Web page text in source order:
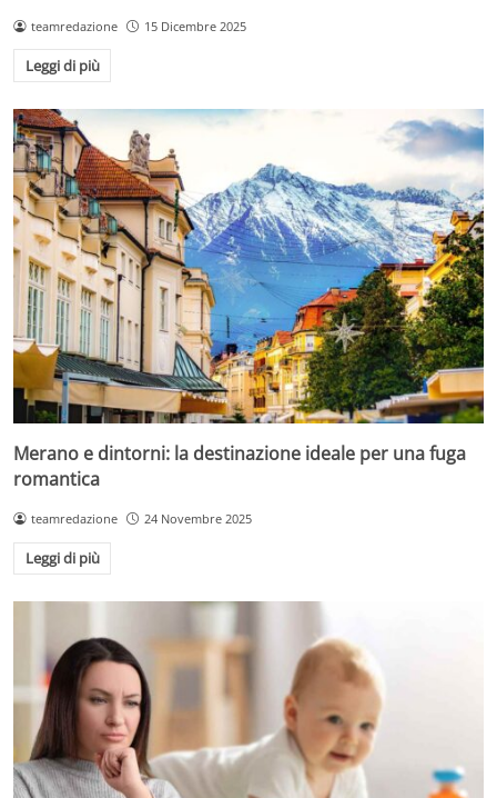
teamredazione 15 Dicembre 2025
Leggi di più
Merano e dintorni: la destinazione ideale per una fuga
romantica
teamredazione 24 Novembre 2025
Leggi di più